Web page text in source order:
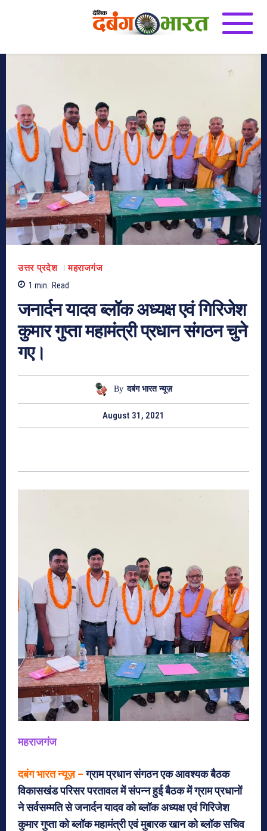
उत्तर प्रदेश
महराजगंज
1 min. Read
जनार्दन यादव ब्लॉक अध्यक्ष एवं गिरिजेश
कुमार गुप्ता महामंत्री प्रधान संगठन चुने
गए।
By दबंग भारत न्यूज़
August 31, 2021
महराजगंज
दबंग भारत न्यूज़ –ग्राम प्रधान संगठन एक आवश्यक बैठक
विकासखंड परिसर परतावल में संपन्न हुई बैठक में ग्राम प्रधानों
ने सर्वसम्मति से जनार्दन यादव को ब्लॉक अध्यक्ष एवं गिरिजेश
कुमार गुप्ता को ब्लॉक महामंत्री एवं मुबारक खान को ब्लॉक सचिव